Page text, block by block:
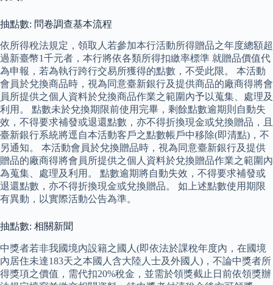
抽點數: 問卷調查基本流程
依所得稅法規定，領取人若參加本行活動所得贈品之年度總額超
過新臺幣1千元者，本行將依各類所得扣繳率標準 就贈品價值代
為申報，若為執行跨行交易所獲得的點數，不受此限。 本活動
會員於兌換商品時，視為同意臺新銀行及提供商品的廠商得將會
員所提供之個人資料於兌換商品作業之範圍內予以蒐集、處理及
利用。 點數未於兌換期限前使用完畢，剩餘點數逾期則自動失
效，不得要求補發或退還點數，亦不得折換現金或兌換贈品，且
臺新銀行系統將逕自本活動客戶之點數帳戶中移除(即清點)，不
另通知。 本活動會員於兌換贈品時，視為同意臺新銀行及提供
贈品的廠商得將會員所提供之個人資料於兌換贈品作業之範圍內
為蒐集、處理及利用。 點數逾期將自動失效，不得要求補發或
退還點數，亦不得折換現金或兌換贈品。 如上述點數使用期限
有異動，以實際活動公告為準。
抽點數: 相關新聞
中獎者若非我國境內設籍之國人(即依法於課稅年度內，在國境
內居住未達183天之本國人含大陸人士及外國人)，不論中獎者所
得獎項之價值，需代扣20%稅金，並需於領獎截止日前依領獎辦